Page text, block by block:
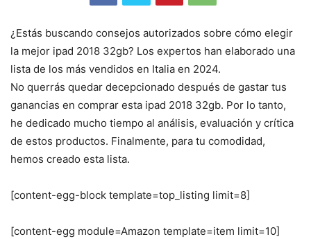
¿Estás buscando consejos autorizados sobre cómo elegir
la mejor ipad 2018 32gb? Los expertos han elaborado una
lista de los más vendidos en Italia en 2024.
No querrás quedar decepcionado después de gastar tus
ganancias en comprar esta ipad 2018 32gb. Por lo tanto,
he dedicado mucho tiempo al análisis, evaluación y crítica
de estos productos. Finalmente, para tu comodidad,
hemos creado esta lista.
[content-egg-block template=top_listing limit=8]
[content-egg module=Amazon template=item limit=10]